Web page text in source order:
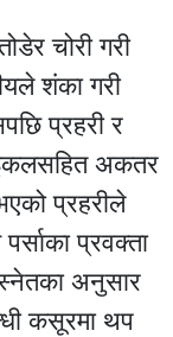
चोरी गरी
शंका गरी
प्रहरी र
अकतर
प्रहरीले
प्रवक्ता
अनुसार
कसूरमा थप